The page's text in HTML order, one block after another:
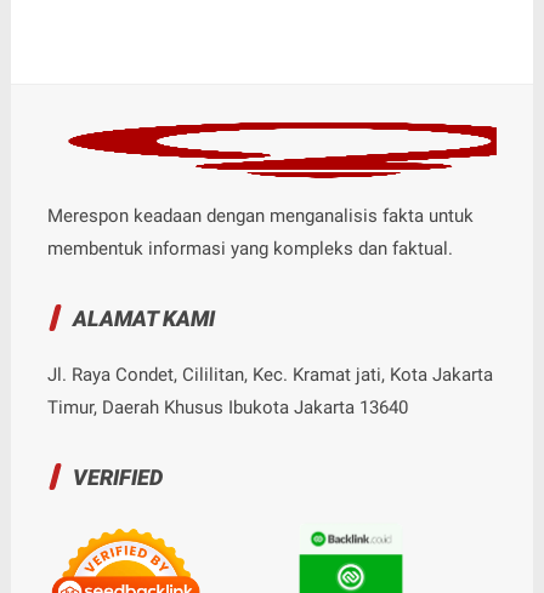
Merespon keadaan dengan menganalisis fakta untuk
membentuk informasi yang kompleks dan faktual.
ALAMAT KAMI
Jl. Raya Condet, Cililitan, Kec. Kramat jati, Kota Jakarta
Timur, Daerah Khusus Ibukota Jakarta 13640
VERIFIED